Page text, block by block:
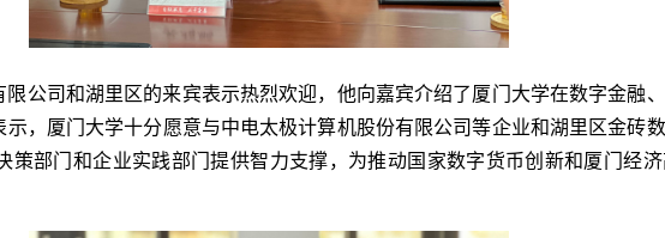
公司和湖里区的来宾表示热烈欢迎，他向嘉宾介绍了厦门大学在数字金融
，厦门大学十分愿意与中电太极计算机股份有限公司等企业和湖里区金砖
策部门和企业实践部门提供智力支撑，为推动国家数字货币创新和厦门经